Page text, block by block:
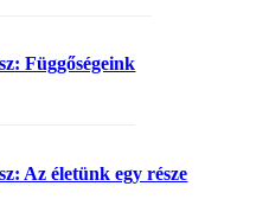
Függőségeink
Az életünk egy része